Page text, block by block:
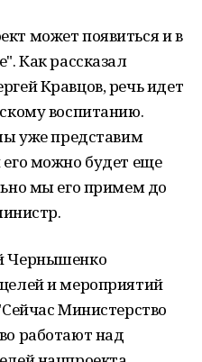
может появиться и в
Как рассказал
Кравцов, речь идет
воспитанию.
уже представим
можно будет еще
мы его примем до
Чернышенко
и мероприятий
Министерство
работают над